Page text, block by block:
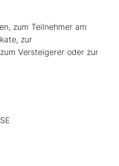
zum Teilnehmer am
zur
Versteigerer oder zur